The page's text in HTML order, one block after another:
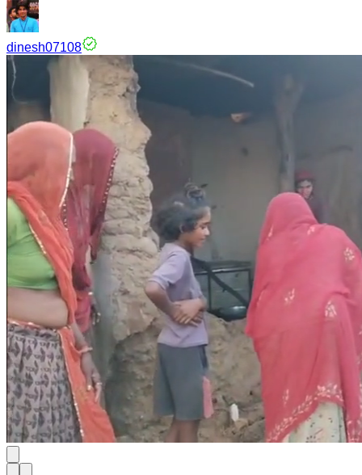
dinesh07108